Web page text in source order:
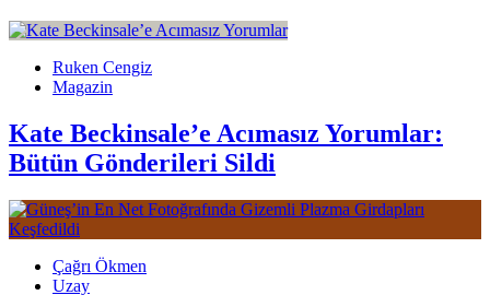
Ruken Cengiz
Magazin
Kate Beckinsale’e Acımasız Yorumlar:
Bütün Gönderileri Sildi
Çağrı Ökmen
Uzay